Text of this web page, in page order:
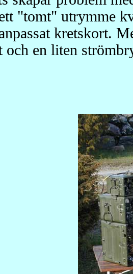
"tomt" utrymme
kretskort.
och en liten